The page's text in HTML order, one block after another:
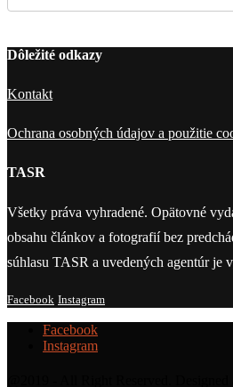
Dôležité odkazy
Kontakt
Ochrana osobných údajov a použitie
TASR
Všetky práva vyhradené. Opätovné
obsahu článkov a fotografií bez
súhlasu TASR a uvedených agentúr je
Facebook Instagram
Facebook
Instagram